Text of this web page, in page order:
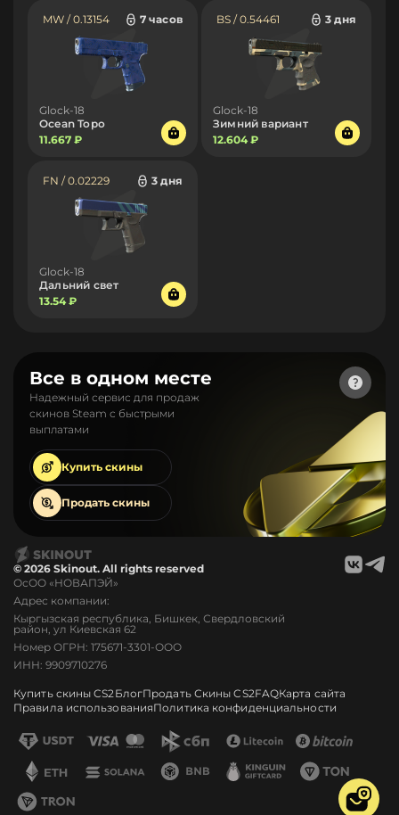
MW / 0.13154 7 часов
Glock-18
Ocean Topo
11.667 ₽
BS / 0.54461 3 дня
Glock-18
Зимний вариант
12.604 ₽
FN / 0.02229 3 дня
Glock-18
Дальний свет
13.54 ₽
Все в одном месте
Надежный сервис для продаж
скинов Steam с быстрыми
выплатами
Купить скины
Продать скины
© 2026 Skinout. All rights reserved
ОсОО «НОВАПЭЙ»
Адрес компании:
Кыргызская республика, Бишкек, Свердловский
район, ул Киевская 62
Номер ОГРН: 175671-3301-ООО
ИНН: 9909710276
Купить скины CS2 БлогПродать Скины CS2FAQКарта сайта
Правила использованияПолитика конфиденциальности